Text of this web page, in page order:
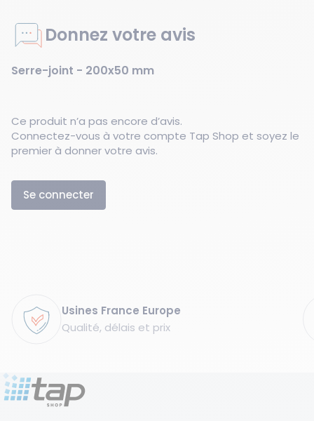
Donnez votre avis
Serre-joint - 200x50 mm
Ce produit n’a pas encore d’avis.
Connectez-vous à votre compte Tap Shop et soyez le
premier à donner votre avis.
Se connecter
Usines France Europe
Qualité, délais et prix